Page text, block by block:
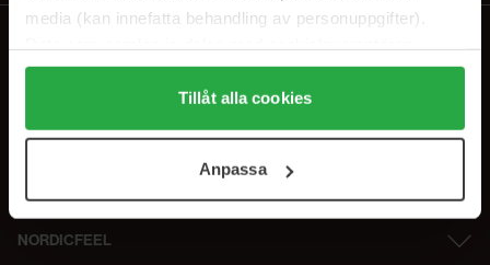
media (kan innefatta behandling av personuppgifter).
Genom att trycka på "Tillåt alla cookies" accepterar du
alla cookies, medan du under "Detaljer" kan anpassa
användningen av cookies. Du kan när som helst återkalla
samt vår Integritetspolicy.
Tillåt alla cookies
Anpassa
NORDICFEEL